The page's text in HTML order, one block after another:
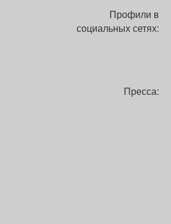
Профили в
социальных сетях:
Пресса: